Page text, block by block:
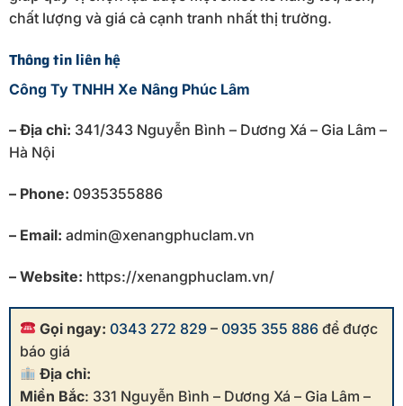
chất lượng và giá cả cạnh tranh nhất thị trường.
Thông tin liên hệ
Công Ty TNHH Xe Nâng Phúc Lâm
– Địa chỉ: 341/343 Nguyễn Bình – Dương Xá – Gia Lâm –
Hà Nội
– Phone: 0935355886
– Email: admin@xenangphuclam.vn
– Website: https://xenangphuclam.vn/
Gọi ngay: 0343 272 829 –0935 355 886 để được
báo giá
Địa chỉ:
Miền Bắc: 331 Nguyễn Bình – Dương Xá – Gia Lâm –